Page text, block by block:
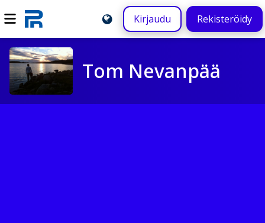
Kirjaudu Rekisteröidy
Tom Nevanpää